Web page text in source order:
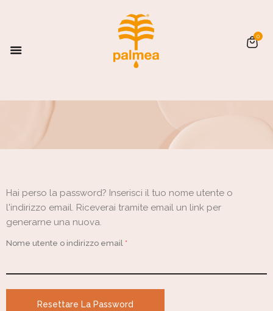
0
Hai perso la password? Inserisci il tuo nome utente o
l'indirizzo email. Riceverai tramite email un link per
generarne una nuova.
Nome utente o indirizzo email *
Resettare La Password